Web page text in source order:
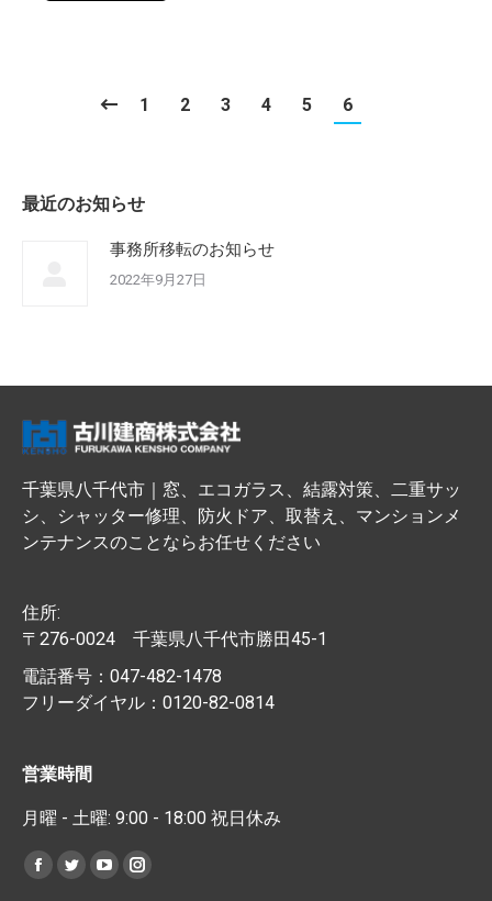
1 2 3 4 5 6
最近のお知らせ
事務所移転のお知らせ
2022年9月27日
千葉県八千代市｜窓、エコガラス、結露対策、二重サッ
シ、シャッター修理、防火ドア、取替え、マンションメ
ンテナンスのことならお任せください
住所:
〒276-0024 千葉県八千代市勝田45-1
電話番号：047-482-1478
フリーダイヤル：0120-82-0814
営業時間
月曜 - 土曜: 9:00 - 18:00 祝日休み
私達を見つけてください：
Facebook
TwitterYouTubeInstagram